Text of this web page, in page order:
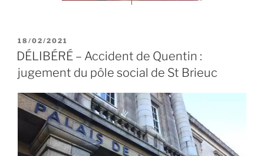
PUBLIÉ
LE
18/02/2021
DÉLIBÉRÉ – Accident de Quentin :
jugement du pôle social de St Brieuc